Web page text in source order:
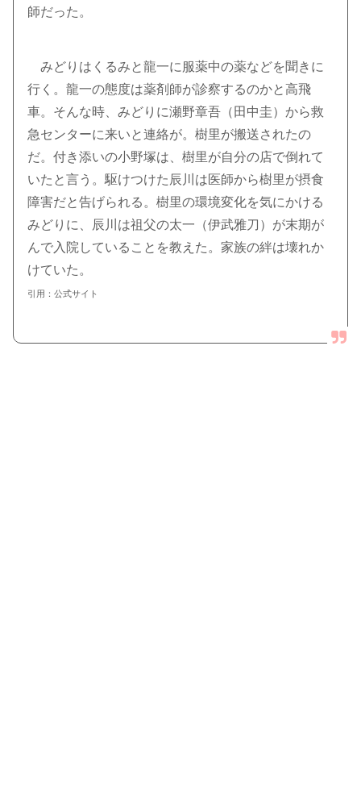
師だった。
みどりはくるみと龍一に服薬中の薬などを聞きに
行く。龍一の態度は薬剤師が診察するのかと高飛
車。そんな時、みどりに瀬野章吾（田中圭）から救
急センターに来いと連絡が。樹里が搬送されたの
だ。付き添いの小野塚は、樹里が自分の店で倒れて
いたと言う。駆けつけた辰川は医師から樹里が摂食
障害だと告げられる。樹里の環境変化を気にかける
みどりに、辰川は祖父の太一（伊武雅刀）が末期が
んで入院していることを教えた。家族の絆は壊れか
けていた。
引用：公式サイト